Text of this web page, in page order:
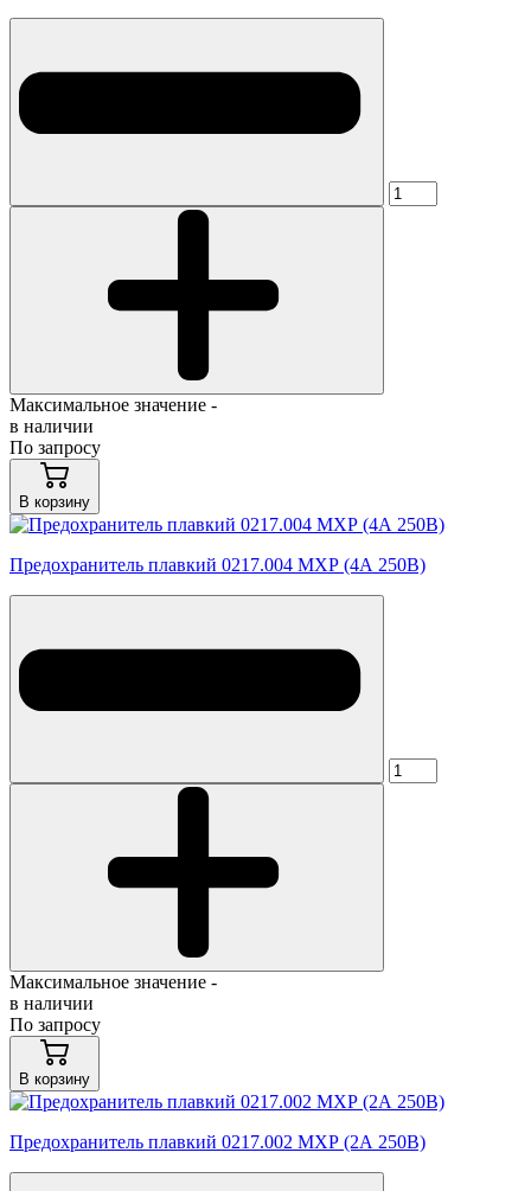
Максимальное значение -
в наличии
По запросу
В корзину
Предохранитель плавкий 0217.004 МХР (4А 250В)
Максимальное значение -
в наличии
По запросу
В корзину
Предохранитель плавкий 0217.002 МХР (2А 250В)